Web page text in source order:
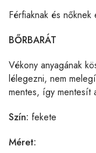
Férfiaknak és nőknek
BŐRBARÁT
Vékony anyagának
lélegezni, nem
mentes, így mentesít
Szín: fekete
Méret: